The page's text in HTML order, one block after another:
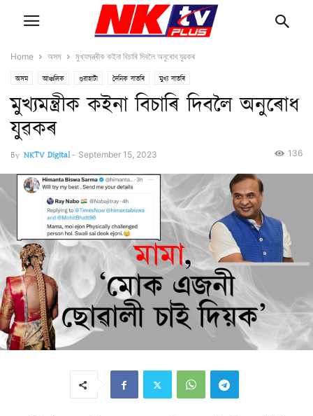
Home অসম মুখ্যমন্ত্ৰীক কইনা বিচাৰি দিবলৈ অনুৰোধ যুৱকৰ
অসম আঞ্চলিক গুৱাহাটী দৈনিক বাতৰি মুখ্য বাতৰি
মুখ্যমন্ত্ৰীক কইনা বিচাৰি দিবলৈ অনুৰোধ
যুৱকৰ
By NKTV Digital- September 15, 2023 136